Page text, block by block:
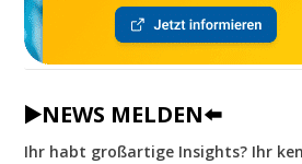
▶️NEWS MELDEN⬅️
Ihr habt großartige Insights? Ihr